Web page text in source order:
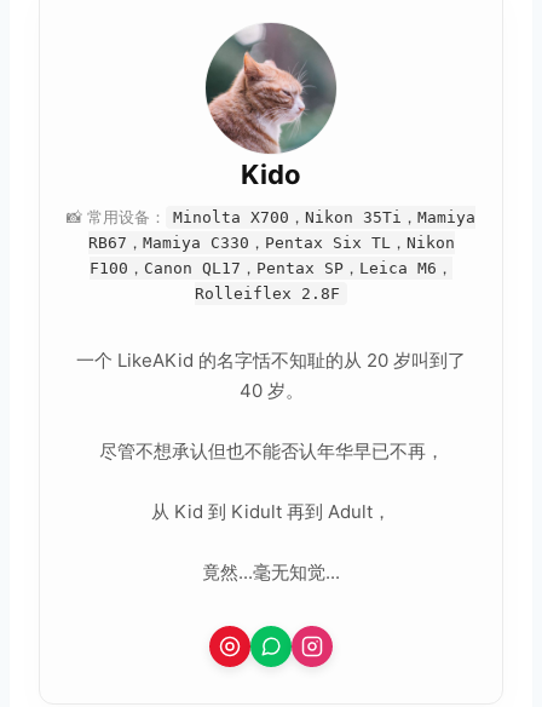
Kido
📸 常用设备：
Minolta X700，Nikon 35Ti，Mamiya
RB67，Mamiya C330，Pentax Six TL，Nikon
F100，Canon QL17，Pentax SP，Leica M6，
Rolleiflex 2.8F
一个 LikeAKid 的名字恬不知耻的从 20 岁叫到了
40 岁。
尽管不想承认但也不能否认年华早已不再，
从 Kid 到 Kidult 再到 Adult，
竟然...毫无知觉...